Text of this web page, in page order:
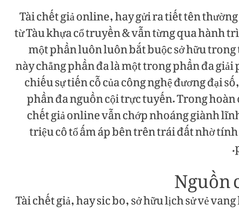
Tài chết giả online, hay gửi ra tiết tên
từ Tàu khựa cổ truyền & vẫn từng qua hành
một phần luôn luôn bắt buộc sở hữu
này chẳng phần đa là một trong phần đa
chiếu sự tiến cỗ của công nghệ đương đại
phần đa nguồn cội trực tuyến. Trong
chết giả online vẫn chớp nhoáng giành
triệu cô tổ ấm áp bên trên trái đất nhờ